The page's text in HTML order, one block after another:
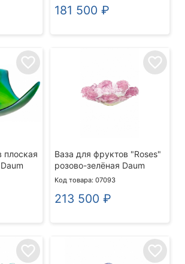
181 500 ₽
favorite_border
плоская
favorite_border
Ваза для фруктов "Roses"
розово-зелёная Daum
Код товара: 07093
213 500 ₽
favorite_border favorite_border